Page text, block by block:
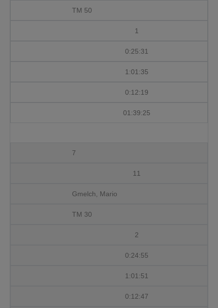
TM 50
1
0:25:31
1:01:35
0:12:19
01:39:25
7
11
Gmelch, Mario
TM 30
2
0:24:55
1:01:51
0:12:47